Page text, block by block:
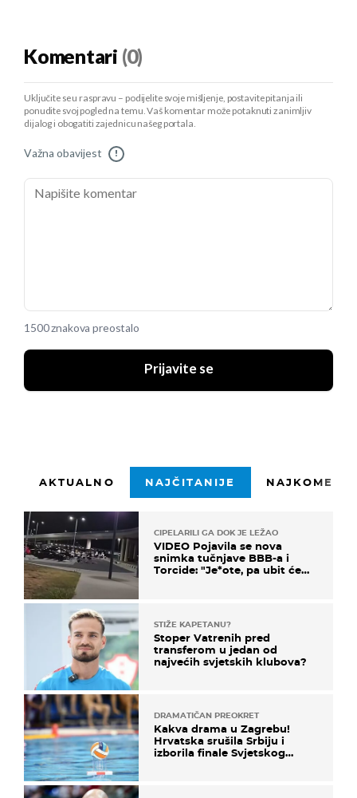
Komentari (0)
Uključite se u raspravu – podijelite svoje mišljenje, postavite pitanja ili
ponudite svoj pogled na temu. Vaš komentar može potaknuti zanimljiv
dijalog i obogatiti zajednicu našeg portala.
Važna obavijest !
1500 znakova preostalo
Prijavite se
AKTUALNO NAJČITANIJE
CIPELARILI GA DOK JE LEŽAO
VIDEO Pojavila se nova
snimka tučnjave BBB-a i
Torcide: "Je*ote, pa ubit će
STIŽE KAPETANU?
Stoper Vatrenih pred
transferom u jedan od
najvećih svjetskih klubova?
DRAMATIČAN PREOKRET
Kakva drama u Zagrebu!
Hrvatska srušila Srbiju i
izborila finale Svjetskog